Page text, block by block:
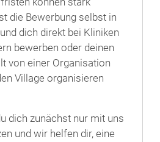
die Bewerbung selbst in
dich direkt bei Kliniken
bewerben oder deinen
von einer Organisation
Village organisieren
dich zunächst nur mit uns
und wir helfen dir, eine